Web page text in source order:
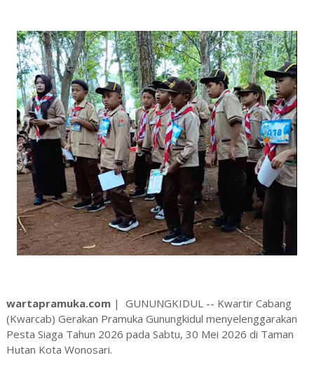
wartapramuka.com| GUNUNGKIDUL -- Kwartir Cabang
(Kwarcab) Gerakan Pramuka Gunungkidul menyelenggarakan
Pesta Siaga Tahun 2026 pada Sabtu, 30 Mei 2026 di Taman
Hutan Kota Wonosari.